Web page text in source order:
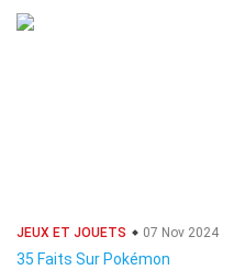
JEUX ET JOUETS 07 Nov 2024
35 Faits Sur Pokémon